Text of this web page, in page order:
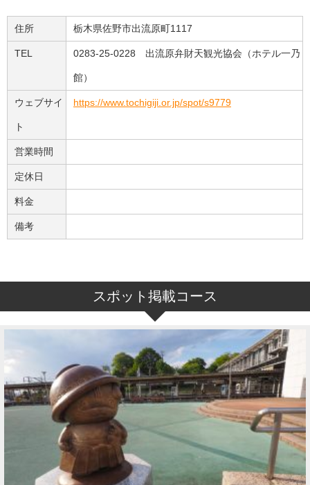
住所 栃木県佐野市出流原町1117
TEL 0283-25-0228 出流原弁財天観光協会（ホテル一乃
館）
ウェブサイ
ト
https://www.tochigiji.or.jp/spot/s9779
営業時間
定休日
料金
備考
スポット掲載コース